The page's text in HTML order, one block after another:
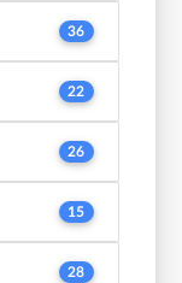
36
22
26
15
28